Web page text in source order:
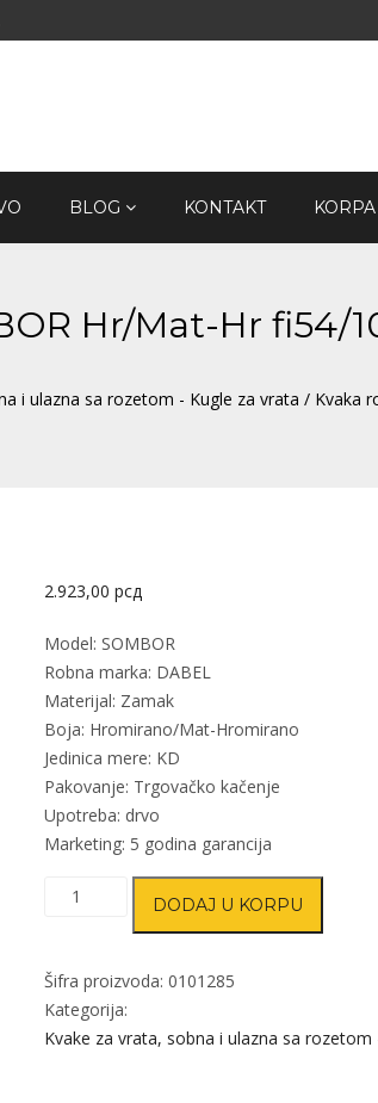
BLOG KONTAKT KORPA
Hr/Mat-Hr fi54/
i ulazna sa rozetom - Kugle za vrata / Kvaka
2.923,00 рсд
Model: SOMBOR
Robna marka: DABEL
Materijal: Zamak
Boja: Hromirano/Mat-Hromirano
Jedinica mere: KD
Pakovanje: Trgovačko kačenje
Upotreba: drvo
Marketing: 5 godina garancija
Kvaka
vrata
SOMBOR
Hr/Mat-
DODAJ U KORPU
Šifra proizvoda: 0101285
Kategorija:
Kvake za vrata, sobna i ulazna sa rozetom